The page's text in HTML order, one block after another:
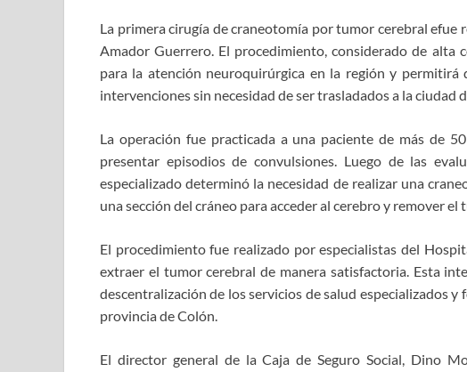
La primera cirugía de craneotomía por tumor cerebral
Amador Guerrero. El procedimiento, considerado de alta
para la atención neuroquirúrgica en la región y permitirá
intervenciones sin necesidad de ser trasladados a la ciudad
La operación fue practicada a una paciente de más de
presentar episodios de convulsiones. Luego de las
especializado determinó la necesidad de realizar una
una sección del cráneo para acceder al cerebro y remover
El procedimiento fue realizado por especialistas del
extraer el tumor cerebral de manera satisfactoria. Esta
descentralización de los servicios de salud especializados
provincia de Colón.
El director general de la Caja de Seguro Social, Dino